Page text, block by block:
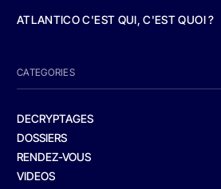
ATLANTICO C'EST QUI, C'EST QUOI ?
CATEGORIES
DECRYPTAGES
DOSSIERS
RENDEZ-VOUS
VIDEOS